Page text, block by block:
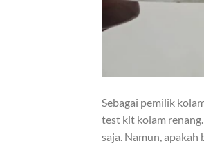
Sebagai pemilik
test kit kolam
saja. Namun, apakah